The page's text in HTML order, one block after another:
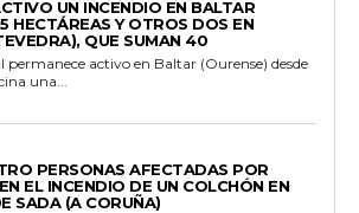
UN INCENDIO EN BALTAR
HECTÁREAS Y OTROS DOS EN
QUE SUMAN 40
permanece activo en Baltar (Ourense) desde
una...
PERSONAS AFECTADAS POR
EL INCENDIO DE UN COLCHÓN EN
SADA (A CORUÑA)